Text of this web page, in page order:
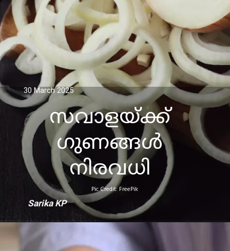
സവാളയ്ക്ക്
ഗുണങ്ങള്‍
30 March 2025
Sarika KP
Pic Credit: FreePik